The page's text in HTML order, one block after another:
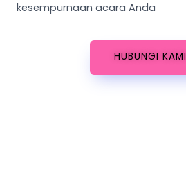
kesempurnaan acara Anda
HUBUNGI KAMI